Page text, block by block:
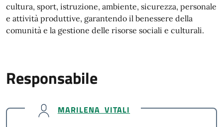
cultura, sport, istruzione, ambiente, sicurezza, personale
e attività produttive, garantendo il benessere della
comunità e la gestione delle risorse sociali e culturali.
Responsabile
MARILENA VITALI